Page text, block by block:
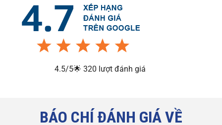
4.5/5🌟 320 lượt đánh giá
BÁO CHÍ ĐÁNH GIÁ VỀ